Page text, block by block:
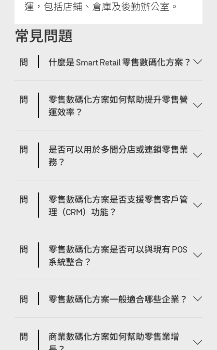
運，包括店鋪、倉庫及後勤辦公室。
常見問題
問 什麼是 Smart Retail 零售數碼化方案？
問
零售數碼化方案如何幫助提升零售營
運效率？
問
是否可以用於多間分店或連鎖零售業
務？
問
零售數碼化方案是否支援零售客戶管
理（CRM）功能？
問
零售數碼化方案是否可以與現有 POS
系統整合？
問 零售數碼化方案一般適合哪些企業？
問
商業數碼化方案如何幫助零售業增